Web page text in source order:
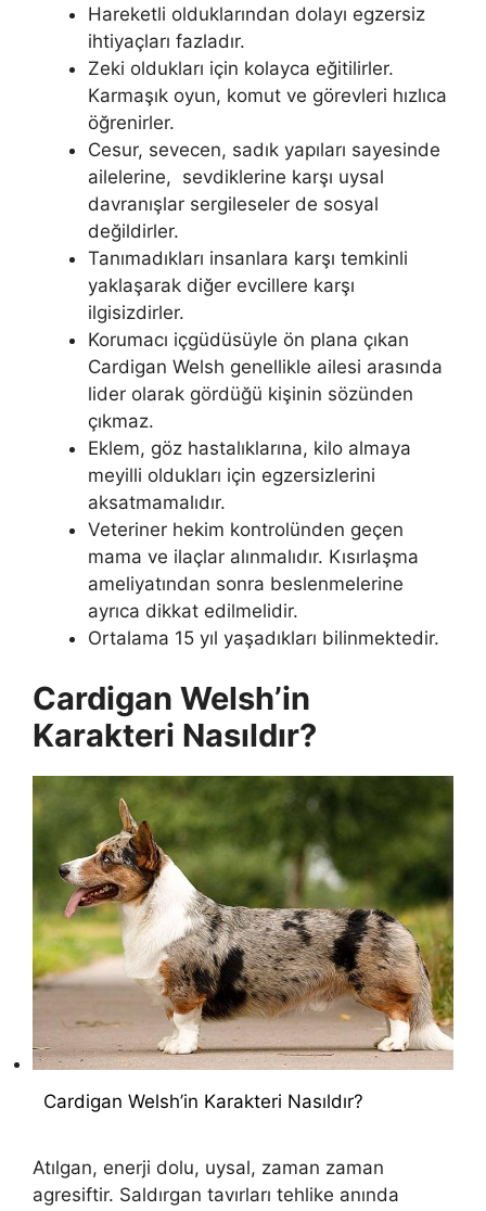
Hareketli olduklarından dolayı egzersiz
ihtiyaçları fazladır.
Zeki oldukları için kolayca eğitilirler.
Karmaşık oyun, komut ve görevleri hızlıca
öğrenirler.
Cesur, sevecen, sadık yapıları sayesinde
ailelerine, sevdiklerine karşı uysal
davranışlar sergileseler de sosyal
değildirler.
Tanımadıkları insanlara karşı temkinli
yaklaşarak diğer evcillere karşı
ilgisizdirler.
Korumacı içgüdüsüyle ön plana çıkan
Cardigan Welsh genellikle ailesi arasında
lider olarak gördüğü kişinin sözünden
çıkmaz.
Eklem, göz hastalıklarına, kilo almaya
meyilli oldukları için egzersizlerini
aksatmamalıdır.
Veteriner hekim kontrolünden geçen
mama ve ilaçlar alınmalıdır. Kısırlaşma
ameliyatından sonra beslenmelerine
ayrıca dikkat edilmelidir.
Ortalama 15 yıl yaşadıkları bilinmektedir.
Cardigan Welsh’in
Karakteri Nasıldır?
Cardigan Welsh’in Karakteri Nasıldır?
Atılgan, enerji dolu, uysal, zaman zaman
agresiftir. Saldırgan tavırları tehlike anında